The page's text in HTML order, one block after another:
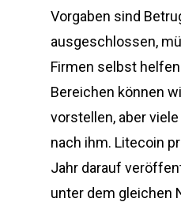
Vorgaben sind
ausgeschlossen,
Firmen selbst
Bereichen können
vorstellen, aber
nach ihm. Litecoin
Jahr darauf
unter dem gleichen